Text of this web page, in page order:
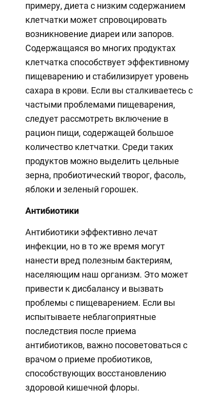
примеру, диета с низким содержанием
клетчатки может спровоцировать
возникновение диареи или запоров.
Содержащаяся во многих продуктах
клетчатка способствует эффективному
пищеварению и стабилизирует уровень
сахара в крови. Если вы сталкиваетесь с
частыми проблемами пищеварения,
следует рассмотреть включение в
рацион пищи, содержащей большое
количество клетчатки. Среди таких
продуктов можно выделить цельные
зерна, пробиотический творог, фасоль,
яблоки и зеленый горошек.
Антибиотики
Антибиотики эффективно лечат
инфекции, но в то же время могут
нанести вред полезным бактериям,
населяющим наш организм. Это может
привести к дисбалансу и вызвать
проблемы с пищеварением. Если вы
испытываете неблагоприятные
последствия после приема
антибиотиков, важно посоветоваться с
врачом о приеме пробиотиков,
способствующих восстановлению
здоровой кишечной флоры.